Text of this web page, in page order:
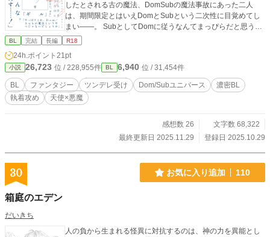
したとされる古の魔法、DomSubの魔法事故にあった二人
は、期間限定とはいえDomとSubという二次性に目覚めてし
まい――。 SubとしてDomに従うなんてまっぴらだと思うギ
ルベルトと、この際だからとDomとしてギルベルトを思う存
ラファエルとの攻防戦（？）です。
BL 完結 長編 R18
24h.ポイント 21pt
小説 26,723 位 / 228,955件 BL 6,940 位 / 31,454件
BL ファンタジー ツンデレ受け Dom/Subユニバース
濃密BL
執着攻め
天使×悪魔
感想数 26
文字数 68,322
最終更新日 2025.11.29
登録日 2025.10.29
30 お気に入り追加 110
箱庭のエデン
だいきち
人の負から生まれる怪異に対抗するのは、神の力を異能とし